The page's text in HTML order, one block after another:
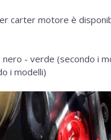
carter motore è
- verde (secondo i
i modelli)